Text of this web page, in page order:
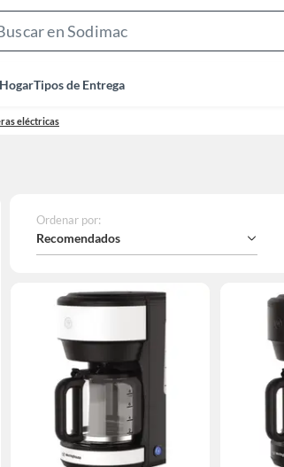
Bar
Tipos de Entrega
eléctricas
Ordenar por:
Recomendados